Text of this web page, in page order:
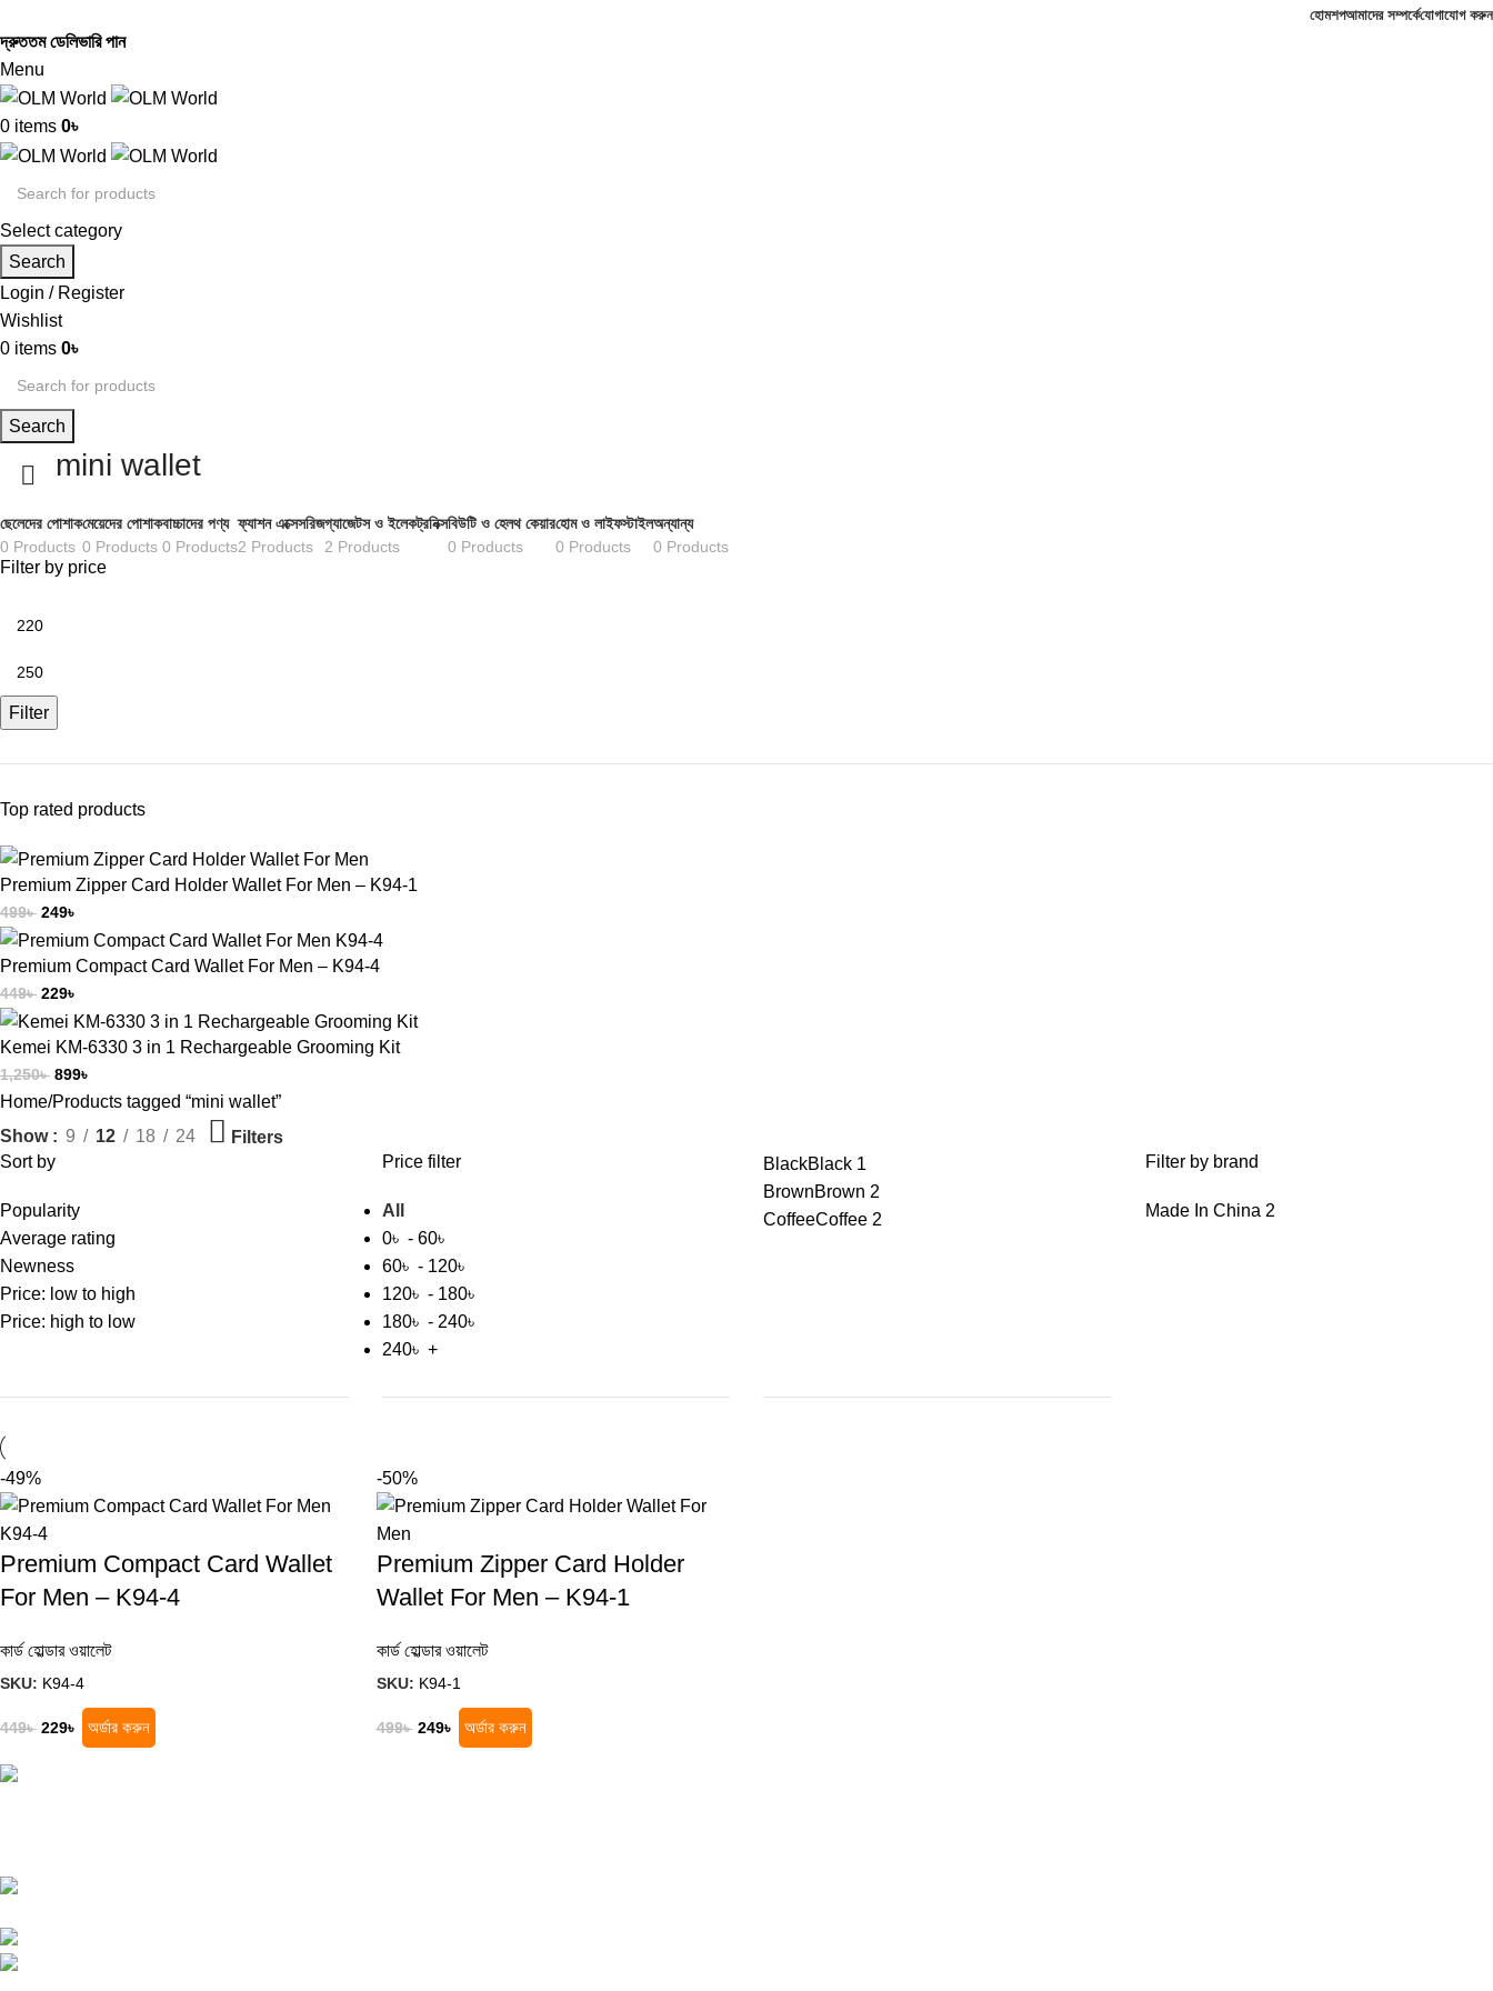
হোমশপআমাদের সম্পর্কেযোগাযোগ করুন
দ্রুততম ডেলিভারি পান
Menu
0 items 0৳
Select category
Search
Login / Register
Wishlist
0 items 0৳
Search
mini wallet
ছেলেদের পোশাক
0 Products
মেয়েদের পোশাক
0 Products
বাচ্চাদের পণ্য
0 Products
ফ্যাশন এক্সেসরিজ
2 Products
গ্যাজেটস ও ইলেকট্রনিক্স
2 Products
বিউটি ও হেলথ কেয়ার
0 Products
হোম ও লাইফস্টাইল
0 Products
অন্যান্য
0 Products
Filter by price
Filter
Top rated products
Premium Zipper Card Holder Wallet For Men – K94-1
499৳ 249৳
Premium Compact Card Wallet For Men – K94-4
449৳ 229৳
Kemei KM-6330 3 in 1 Rechargeable Grooming Kit
1,250৳ 899৳
Home Products tagged “mini wallet”
Show
9 12 18 24
Filters
Sort by
Popularity
Average rating
Newness
Price: low to high
Price: high to low
Price filter
All
0৳ - 60৳
60৳ - 120৳
120৳ - 180৳
180৳ - 240৳
240৳ +
BlackBlack 1
BrownBrown 2
CoffeeCoffee 2
Filter by brand
Made In China 2
-49%
Premium Compact Card Wallet
For Men – K94-4
কার্ড হোল্ডার ওয়ালেট
SKU: K94-4
449৳ 229৳ অর্ডার করুন
-50%
Premium Zipper Card Holder
Wallet For Men – K94-1
কার্ড হোল্ডার ওয়ালেট
SKU: K94-1
499৳ 249৳ অর্ডার করুন